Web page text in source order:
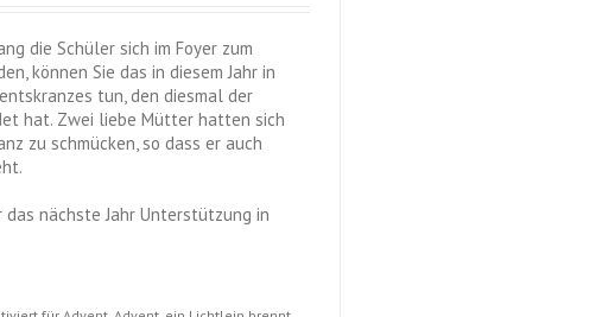
die Schüler sich im Foyer zum
können Sie das in diesem Jahr in
tun, den diesmal der
hat. Zwei liebe Mütter hatten sich
zu schmücken, so dass er auch
das nächste Jahr Unterstützung in